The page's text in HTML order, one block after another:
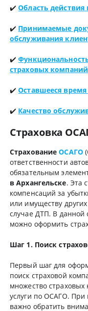
✔️Область действия
✔️ Принимаемые
обслуживания
✔️
страховых
✔️Оставшееся
✔️ Качество
Страховка
СтрахованиеОСАГО
ответственности
обязательным
в Архангельске. Эта
компенсаций за
или имуществу
случае ДТП. В данной
можно оформить
Шаг 1. Поиск
Первый шаг для
поиск страховой
множество
услуги по ОСАГО. При
важно обратить